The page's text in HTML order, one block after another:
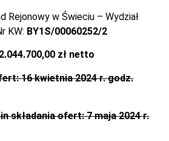
Rejonowy w Świeciu – Wydział
KW: BY1S/00060252/2
zł netto
16 kwietnia 2024 r. godz.
składania ofert: 7 maja 2024 r.